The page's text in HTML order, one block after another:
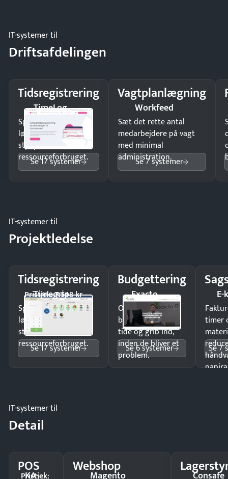
IT-systemer til
Driftsafdelingen
Tidsregistrering
TimeLog
Spar tid på
lønberegning og få
styr på
ressourceforbruget.
Se 17 systemer
Vagtplanlægning
Workfeed
Sæt det rette antal
medarbejdere på vagt
med minimal
administration.
Se 7 systemer
IT-systemer til
Projektledelse
Tidsregistrering
Timegrip
Pristjek: 7.548 kr
Spar tid på
lønberegning og få
styr på
ressourceforbruget.
Se 17 systemer
Budgettering
Exacto
Opdag
budgetafvigelser i
tide og grib ind,
inden de bliver et
problem.
Se 6 systemer
timer
Se 7
IT-systemer til
Detail
POS
KA-
Pristjek: Webshop
Magento Consafe